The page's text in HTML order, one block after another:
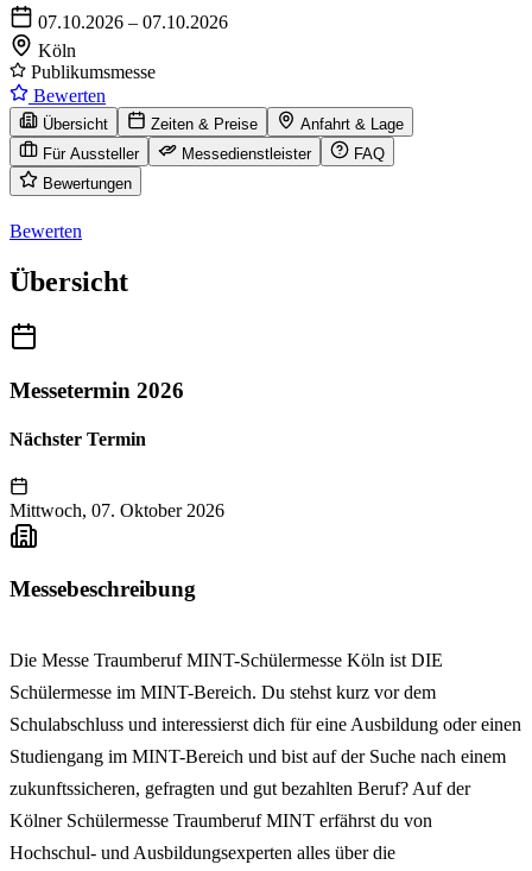
07.10.2026 – 07.10.2026
Köln
Publikumsmesse
Bewerten
Übersicht Zeiten & Preise
Anfahrt & Lage
Für Aussteller
Messedienstleister
FAQ
Bewertungen
Bewerten
Übersicht
Messetermin 2026
Nächster Termin
Mittwoch, 07. Oktober 2026
Messebeschreibung
Die Messe Traumberuf MINT-Schülermesse Köln ist DIE
Schülermesse im MINT-Bereich. Du stehst kurz vor dem
Schulabschluss und interessierst dich für eine Ausbildung oder einen
Studiengang im MINT-Bereich und bist auf der Suche nach einem
zukunftssicheren, gefragten und gut bezahlten Beruf? Auf der
Kölner Schülermesse Traumberuf MINT erfährst du von
Hochschul- und Ausbildungsexperten alles über die